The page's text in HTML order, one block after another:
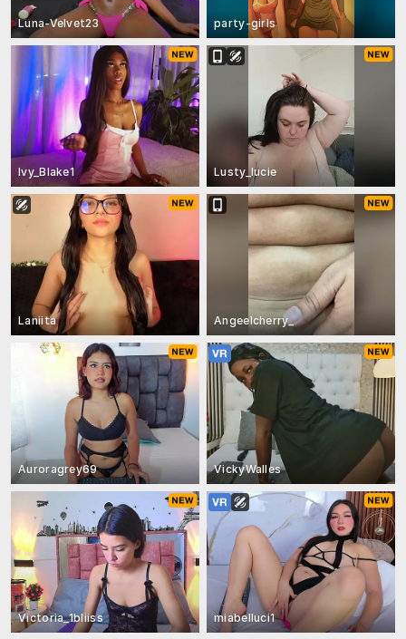
Luna-Velvet23 party-girls
Ivy_Blake1 Lusty_lucie
Laniita Angeelcherry_
Auroragrey69 VickyWalles
Victoria_1bliiss miabelluci1